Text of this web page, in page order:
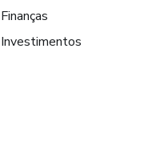
Finanças
Investimentos